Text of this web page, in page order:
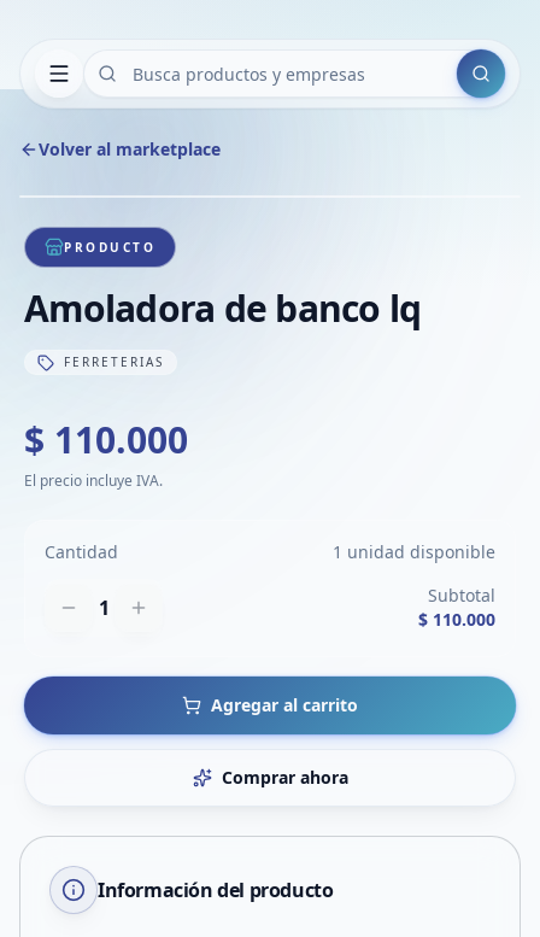
Buscar
Volver al marketplace
1/1
PRODUCTO
Amoladora de banco lq
FERRETERIAS
$ 110.000
El precio incluye IVA.
Cantidad 1 unidad disponible
1
Subtotal
$ 110.000
Agregar al carrito
Comprar ahora
Información del producto